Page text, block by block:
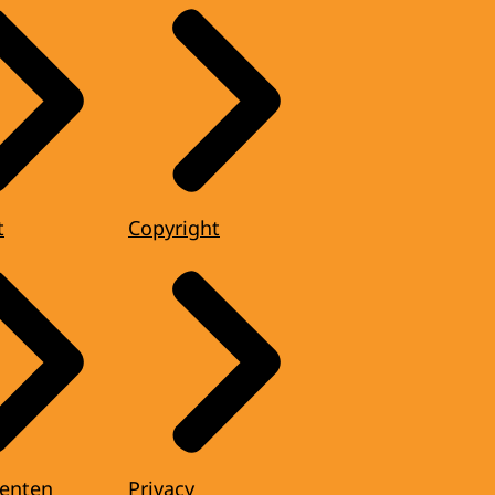
Copyright
Privacy